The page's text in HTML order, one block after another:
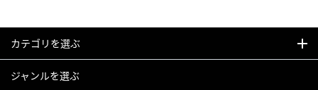
カテゴリを選ぶ
ジャンルを選ぶ